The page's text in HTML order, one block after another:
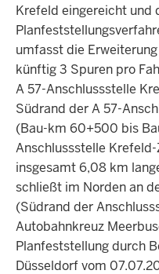
Krefeld eingereicht und
umfasst die
künftig 3 Spuren pro
A 57-Anschlussstelle
Südrand der A 57-
(Bau-km 60+500 bis
Anschlussstelle
insgesamt 6,08 km
schließt im Norden an
(Südrand der
Autobahnkreuz
Planfeststellung durch
Düsseldorf vom